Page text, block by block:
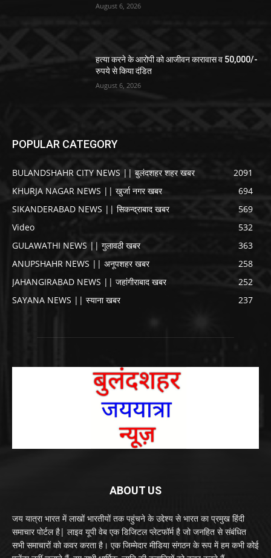
August 6, 2026
हत्या करने के आरोपी को आजीवन कारावास व 50,000/-
रुपये से किया दंडित
August 6, 2026
POPULAR CATEGORY
BULANDSHAHR CITY NEWS || बुलंदशहर शहर खबर
2091
KHURJA NAGAR NEWS || खुर्जा नगर खबर
694
SIKANDERABAD NEWS || सिकन्द्राबाद खबर
569
Video
532
GULAWATHI NEWS || गुलावठी खबर
363
ANUPSHAHR NEWS || अनूपशहर खबर
258
JAHANGIRABAD NEWS || जहांगीराबाद खबर
252
SAYANA NEWS || स्याना खबर
237
ABOUT US
जय यात्रा भारत में लाखों भारतीयों तक पहुंचने के उद्देश्य से भारत का प्रमुख हिंदी
समाचार पोर्टल है| लाइव यूपी वेब एक डिजिटल प्लेटफॉर्म है जो जनहित से संबंधित
सभी समाचारों को कवर करता है। एक जिम्मेदार मीडिया संगठन के रूप में हम कभी कोई